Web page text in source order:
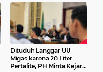
Dituduh Langgar UU
Migas karena 20 Liter
Pertalite, PH Minta Kejari